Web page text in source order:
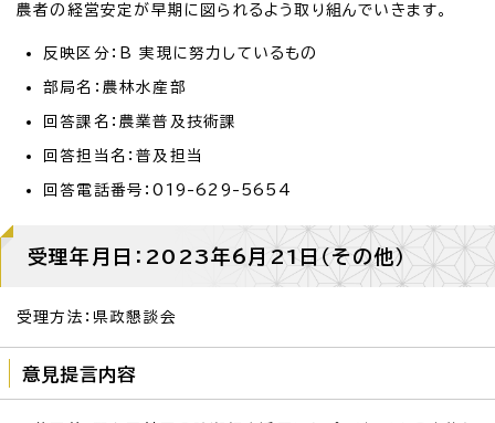
農者の経営安定が早期に図られるよう取り組んでいきます。
反映区分：B 実現に努力しているもの
部局名：農林水産部
回答課名：農業普及技術課
回答担当名：普及担当
回答電話番号：019-629-5654
受理年月日：2023年6月21日（その他）
受理方法：県政懇談会
意見提言内容